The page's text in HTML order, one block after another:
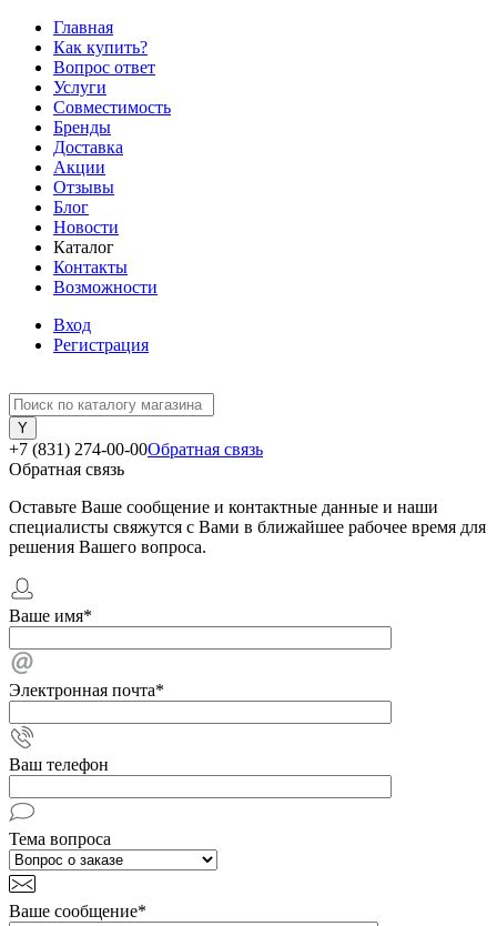
Главная
Как купить?
Вопрос ответ
Услуги
Совместимость
Бренды
Доставка
Акции
Отзывы
Блог
Новости
Каталог
Контакты
Возможности
Вход
Регистрация
+7 (831) 274-00-00Обратная связь
Обратная связь
Оставьте Ваше сообщение и контактные данные и наши
специалисты свяжутся с Вами в ближайшее рабочее время для
решения Вашего вопроса.
Ваше имя*
Электронная почта*
Ваш телефон
Тема вопроса
Ваше сообщение*